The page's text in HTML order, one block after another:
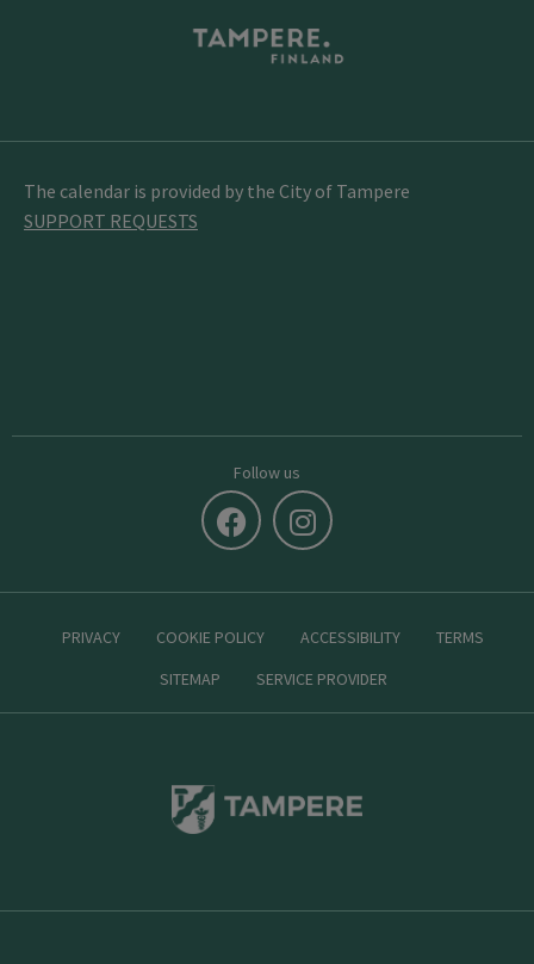
The calendar is provided by the City of Tampere
SUPPORT REQUESTS
Follow us
PRIVACY COOKIE POLICY ACCESSIBILITY
TERMS
SITEMAP
SERVICE PROVIDER